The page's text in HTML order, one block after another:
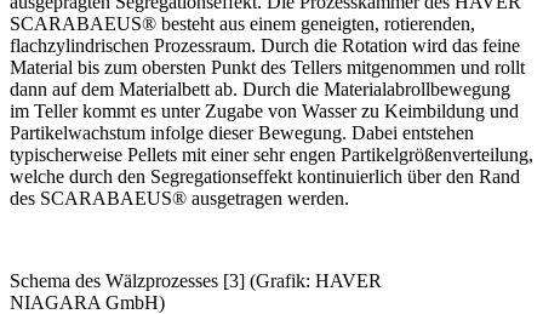
SCARABAEUS® besteht aus einem geneigten, rotierenden,
flachzylindrischen Prozessraum. Durch die Rotation wird das feine
Material bis zum obersten Punkt des Tellers mitgenommen und rollt
dann auf dem Materialbett ab. Durch die Materialabrollbewegung
im Teller kommt es unter Zugabe von Wasser zu Keimbildung und
Partikelwachstum infolge dieser Bewegung. Dabei entstehen
typischerweise Pellets mit einer sehr engen Partikelgrößenverteilung,
welche durch den Segregationseffekt kontinuierlich über den Rand
des SCARABAEUS® ausgetragen werden.
Schema des Wälzprozesses [3] (Grafik: HAVER
NIAGARA GmbH)